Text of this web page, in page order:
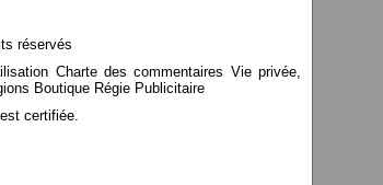
réservés
Charte des commentaires Vie privée,
Boutique Régie Publicitaire
certifiée.